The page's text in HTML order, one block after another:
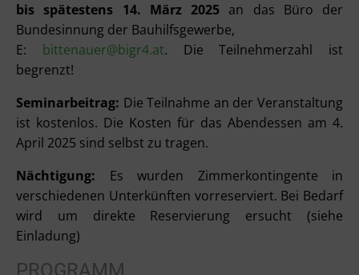
bis spätestens 14. März 2025 an das Büro der
Bundesinnung der Bauhilfsgewerbe,
E: bittenauer@bigr4.at. Die Teilnehmerzahl ist
begrenzt!
Seminarbeitrag: Die Teilnahme an der Veranstaltung
ist kostenlos. Die Kosten für das Abendessen am 4.
April 2025 sind selbst zu tragen.
Nächtigung: Es wurden Zimmerkontingente in
verschiedenen Unterkünften vorreserviert. Bei Bedarf
wird um direkte Reservierung ersucht (siehe
Einladung)
PROGRAMM